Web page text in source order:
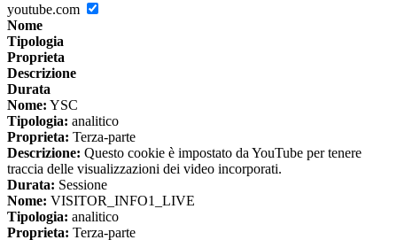
youtube.com
Nome
Tipologia
Proprieta
Descrizione
Durata
Nome: YSC
Tipologia: analitico
Proprieta: Terza-parte
Descrizione: Questo cookie è impostato da YouTube per tenere
traccia delle visualizzazioni dei video incorporati.
Durata: Sessione
Nome: VISITOR_INFO1_LIVE
Tipologia: analitico
Proprieta: Terza-parte